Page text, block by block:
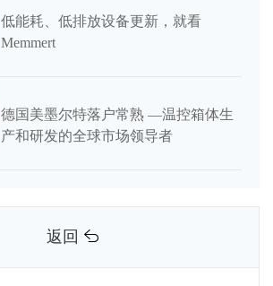
低能耗、低排放设备更新，就看
Memmert
德国美墨尔特落户常熟 —温控箱体生
产和研发的全球市场领导者
返回